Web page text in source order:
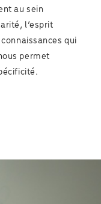
au sein
l’esprit
qui
permet